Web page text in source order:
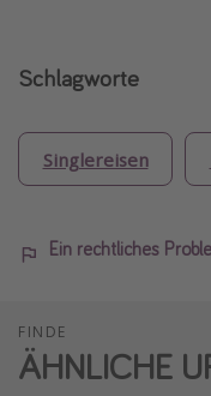
Schlagworte
Singlereisen
Ein rechtliches
FINDE
ÄHNLICHE